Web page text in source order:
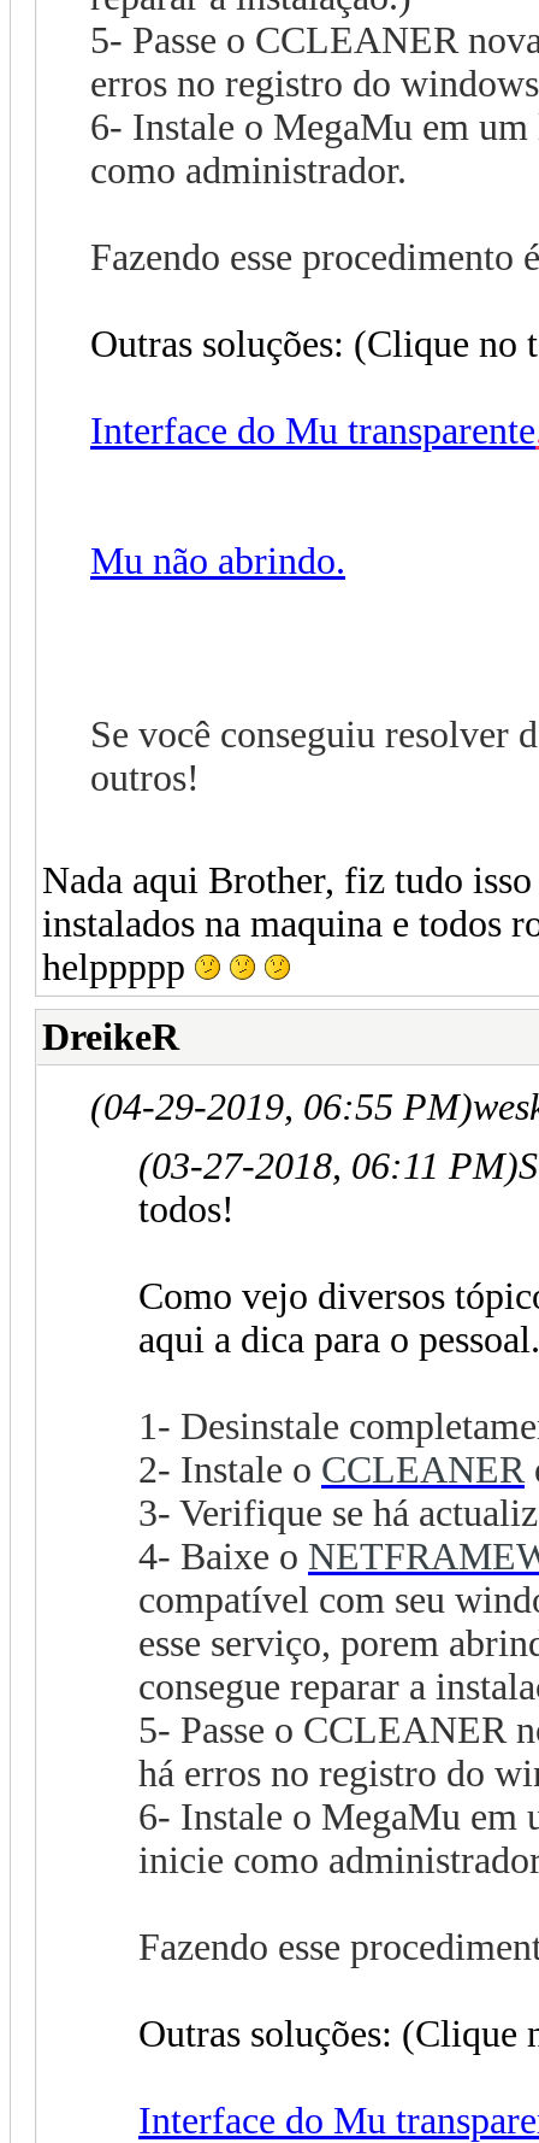
5- Passe o CCLEANER
erros no registro do
6- Instale o MegaMu em
como administrador.
Fazendo esse procedimento
Outras soluções: (Clique
Interface do Mu transparente
Mu não abrindo.
Se você conseguiu resolver
outros!
Nada aqui Brother, fiz tudo
instalados na maquina e todos
helppppp
DreikeR
(04-29-2019, 06:55 PM)
(03-27-2018, 06:11 PM)
todos!
Como vejo diversos
aqui a dica para o pessoal.
1- Desinstale
2- Instale o CCLEANER
3- Verifique se há
4- Baixe o
compatível com seu
esse serviço, porem
consegue reparar a
5- Passe o CCLEANER
há erros no registro do
6- Instale o MegaMu em
inicie como
Fazendo esse
Outras soluções:
Interface do Mu